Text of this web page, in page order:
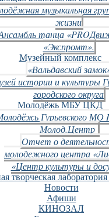
музыкальная
жизни
танца
«Экспромт».
Музейный комплекс
«Вальдавский
истории и культуры
городского округа
Молодёжь МБУ ЦКД
Гурьевского МО
Молод.Центр
Отчет о
молодежного центра
«Центр культуры и
творческая
Новости
Афиши
КИНОЗАЛ